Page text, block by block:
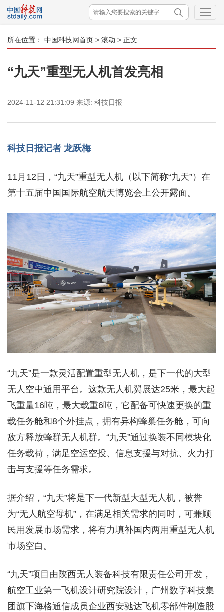
所在位置： 中国科技网首页 > 滚动 > 正文
“九天”重型无人机首发亮相
2024-11-12 21:31:09 来源: 科技日报
科技日报记者 龙跃梅
11月12日，“九天”重型无人机（以下简称“九天”）在
第十五届中国国际航空航天博览会上公开露面。
“九天”是一款灵活配置重型无人机，是下一代的大型
无人空中通用平台。这款无人机翼展达25米，最大起
飞重量16吨，最大载重6吨，它配备可快速更换的重
载任务舱和8个外挂点，拥有异构蜂巢任务舱，可向
敌方释放蜂群无人机群。“九天”通过换装不同模块化
任务载荷，满足空运空投、信息支援与对抗、火力打
击与支援等任务需求。
据介绍，“九天”将是下一代新型大型无人机，被誉
为“无人航空母机”，在满足相关需求的同时，可兼顾
民用发展市场需求，将有力填补国内两用重型无人机
市场空白。
“九天”项目由陕西无人装备科技有限责任公司开发，
航空工业第一飞机设计研究院设计，广州数字科技集
团旗下海格通信成员企业西安驰达飞机零部件制造股